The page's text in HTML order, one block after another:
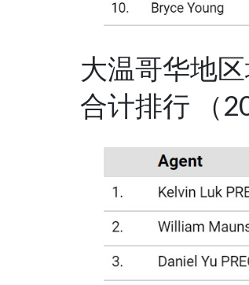
大温哥华地
合计排行 （